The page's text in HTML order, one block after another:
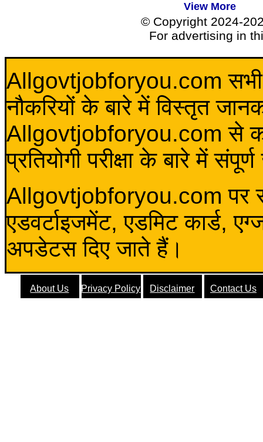
View More
© Copyright 2024-
For advertising in
Allgovtjobforyou.com सभी
नौकरियों के बारे में विस्तृत
Allgovtjobforyou.com से कोई
प्रतियोगी परीक्षा के बारे में
Allgovtjobforyou.com पर
एडवर्टाइजमेंट, एडमिट कार्ड,
अपडेटस दिए जाते हैं।
About Us Privacy Policy Disclaimer Contact Us